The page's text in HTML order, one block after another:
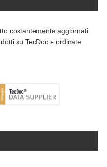
costantemente aggiornati
su TecDoc e ordinate